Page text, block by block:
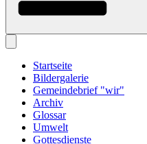
Startseite
Bildergalerie
Gemeindebrief "wir"
Archiv
Glossar
Umwelt
Gottesdienste